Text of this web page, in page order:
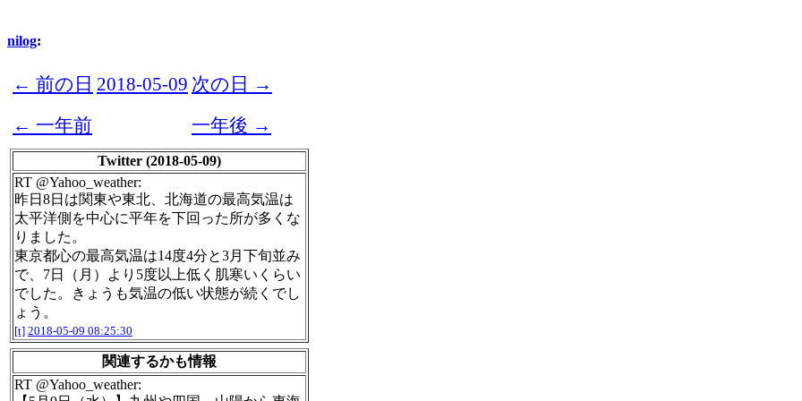
nilog:
← 前の日 2018-05-09 次の日 →
← 一年前
一年後 →
Twitter (2018-05-09)
RT @Yahoo_weather:
昨日8日は関東や東北、北海道の最高気温は
太平洋側を中心に平年を下回った所が多くな
りました。
東京都心の最高気温は14度4分と3月下旬並み
で、7日（月）より5度以上低く肌寒いくらい
でした。きょうも気温の低い状態が続くでし
ょう。
[t] 2018-05-09 08:25:30
関連するかも情報
RT @Yahoo_weather: